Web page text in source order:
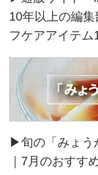
10年以上の編
フケアアイテム
▶旬の「みょう
｜7月のおすす